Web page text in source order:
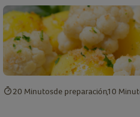
20 Minutosde preparación10